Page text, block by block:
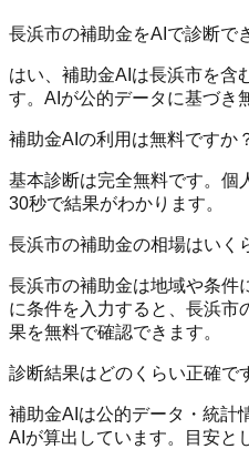
長浜市の補助金をAIで診断で
はい、補助金AIは長浜市を含
す。AIが公的データに基づき
補助金AIの利用は無料ですか
基本診断は完全無料です。個
30秒で結果がわかります。
長浜市の補助金の相場はいく
長浜市の補助金は地域や条件
に条件を入力すると、長浜市
果を無料で確認できます。
診断結果はどのくらい正確で
補助金AIは公的データ・統計
AIが算出しています。目安と